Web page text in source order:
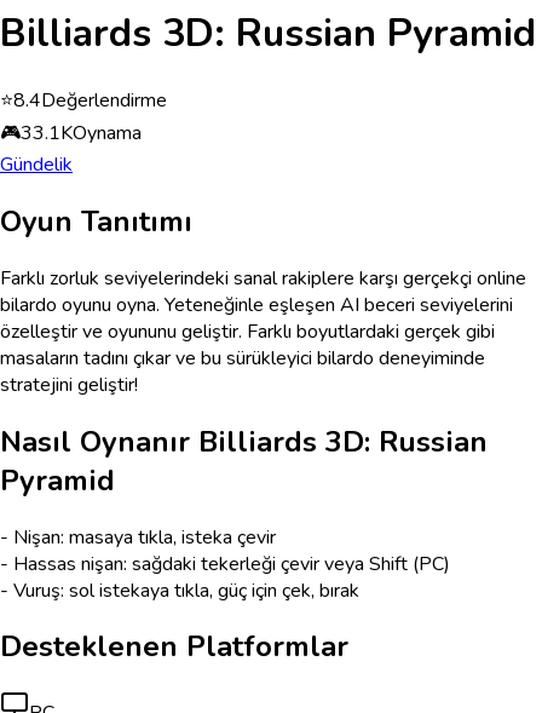
Billiards 3D: Russian Pyramid
⭐8.4Değerlendirme
🎮33.1KOynama
Gündelik
Oyun Tanıtımı
Farklı zorluk seviyelerindeki sanal rakiplere karşı gerçekçi online
bilardo oyunu oyna. Yeteneğinle eşleşen AI beceri seviyelerini
özelleştir ve oyununu geliştir. Farklı boyutlardaki gerçek gibi
masaların tadını çıkar ve bu sürükleyici bilardo deneyiminde
stratejini geliştir!
Nasıl Oynanır Billiards 3D: Russian
Pyramid
- Nişan: masaya tıkla, isteka çevir
- Hassas nişan: sağdaki tekerleği çevir veya Shift (PC)
- Vuruş: sol istekaya tıkla, güç için çek, bırak
Desteklenen Platformlar